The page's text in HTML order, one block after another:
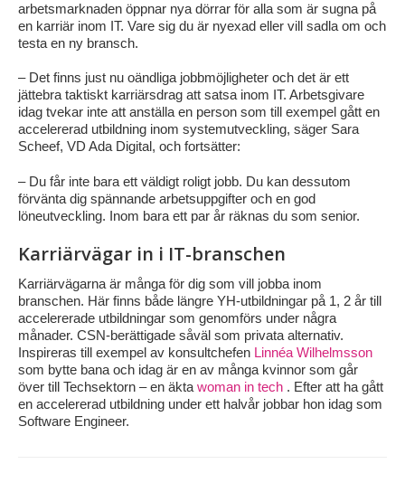
arbetsmarknaden öppnar nya dörrar för alla som är sugna på
en karriär inom IT. Vare sig du är nyexad eller vill sadla om och
testa en ny bransch.
– Det finns just nu oändliga jobbmöjligheter och det är ett
jättebra taktiskt karriärsdrag att satsa inom IT. Arbetsgivare
idag tvekar inte att anställa en person som till exempel gått en
accelererad utbildning inom systemutveckling, säger Sara
Scheef, VD Ada Digital, och fortsätter:
– Du får inte bara ett väldigt roligt jobb. Du kan dessutom
förvänta dig spännande arbetsuppgifter och en god
löneutveckling. Inom bara ett par år räknas du som senior.
Karriärvägar in i IT-branschen
Karriärvägarna är många för dig som vill jobba inom
branschen. Här finns både längre YH-utbildningar på 1, 2 år till
accelererade utbildningar som genomförs under några
månader. CSN-berättigade såväl som privata alternativ.
Inspireras till exempel av konsultchefen Linnéa Wilhelmsson
som bytte bana och idag är en av många kvinnor som går
över till Techsektorn – en äktawoman in tech . Efter att ha gått
en accelererad utbildning under ett halvår jobbar hon idag som
Software Engineer.